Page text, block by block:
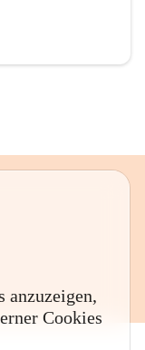
anzuzeigen,
Cookies